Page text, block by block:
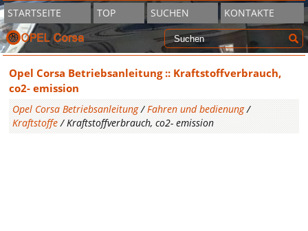
STARTSEITE TOP SUCHEN KONTAKTE
Opel Corsa Betriebsanleitung :: Kraftstoffverbrauch,
co2- emission
Opel Corsa Betriebsanleitung/Fahren und bedienung/
Kraftstoffe / Kraftstoffverbrauch, co2- emission